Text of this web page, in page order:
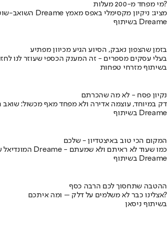
מי מפחד מ-200 מעלות?
השואב-שוטף החדש של Dreame מציג: ניקיון מקסימלי באפס מאמץ
בשיתוף Dreame
בזמן שהצפון נאבק, הסיוע הגיע מכיוון מפתיע
בעלי עסקים מספרים - זה המענק הכספי שעוזר לנו
בשיתוף מזרחי טפחות
נקיון פסח - לא מה שהכרתם
דק במיוחד, עוצמה אדירה ולא מפחד מאף מכשול:
בשיתוף Dreame
המקום הכי טוב באיצטדיון - שלכם
המונדיאל עם מסכי Dreame - כמו שעוד לא ראיתם ולא שמעתם
בשיתוף Dreame
ההטבה שתחסוך לכם הרבה כסף
אצלינו כבר לא משלמים על דלק – ומה איתכם?
בשיתוף ניסאן